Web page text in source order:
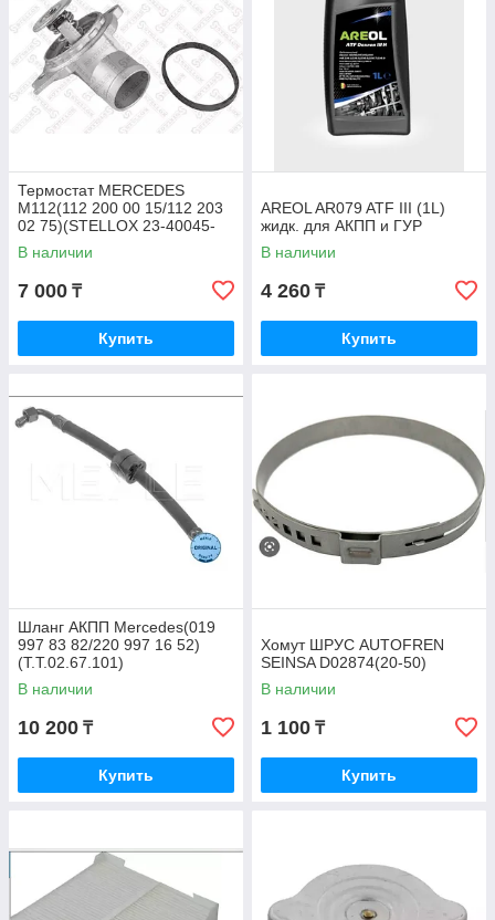
Термостат MERCEDES
M112(112 200 00 15/112 203
02 75)(STELLOX 23-40045-
SX)
В наличии
7 000 ₸
Купить
AREOL AR079 ATF III (1L)
жидк. для АКПП и ГУР
В наличии
4 260 ₸
Купить
Шланг АКПП Mercedes(019
997 83 82/220 997 16 52)
(T.T.02.67.101)
В наличии
10 200 ₸
Купить
Хомут ШРУС AUTOFREN
SEINSA D02874(20-50)
В наличии
1 100 ₸
Купить